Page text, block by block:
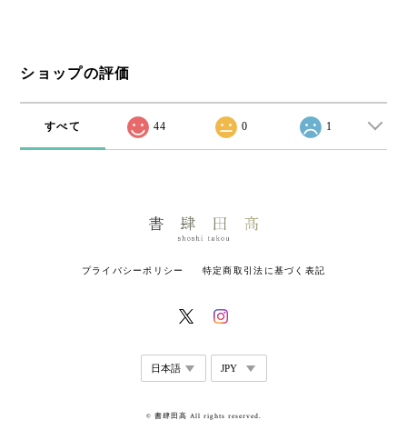
ショップの評価
すべて 44 0 1
プライバシーポリシー 特定商取引法に基づく表記
© 書肆田高 All rights reserved.